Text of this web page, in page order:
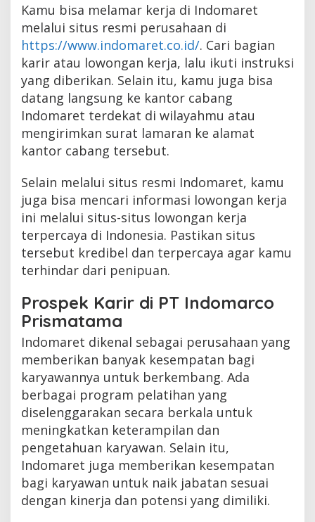
Kamu bisa melamar kerja di Indomaret
melalui situs resmi perusahaan di
https://www.indomaret.co.id/. Cari bagian
karir atau lowongan kerja, lalu ikuti instruksi
yang diberikan. Selain itu, kamu juga bisa
datang langsung ke kantor cabang
Indomaret terdekat di wilayahmu atau
mengirimkan surat lamaran ke alamat
kantor cabang tersebut.
Selain melalui situs resmi Indomaret, kamu
juga bisa mencari informasi lowongan kerja
ini melalui situs-situs lowongan kerja
terpercaya di Indonesia. Pastikan situs
tersebut kredibel dan terpercaya agar kamu
terhindar dari penipuan.
Prospek Karir di PT Indomarco
Prismatama
Indomaret dikenal sebagai perusahaan yang
memberikan banyak kesempatan bagi
karyawannya untuk berkembang. Ada
berbagai program pelatihan yang
diselenggarakan secara berkala untuk
meningkatkan keterampilan dan
pengetahuan karyawan. Selain itu,
Indomaret juga memberikan kesempatan
bagi karyawan untuk naik jabatan sesuai
dengan kinerja dan potensi yang dimiliki.